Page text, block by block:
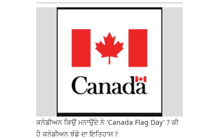
ਕਨੇਡੀਅਨ ਕਿਉਂ ਮਨਾਉਂਦੇ ਨੇ 'Canada Flag Day' ? ਕੀ
ਹੈ ਕਨੇਡੀਅਨ ਝੰਡੇ ਦਾ ਇਤਿਹਾਸ ?